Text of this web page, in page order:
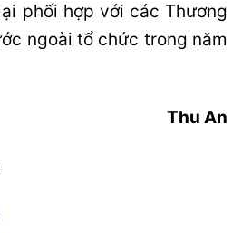
phối hợp với các Thương
ngoài tổ chức trong năm
Thu An